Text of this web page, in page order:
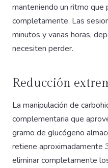
manteniendo un ritmo que
completamente. Las
minutos y varias horas,
necesiten perder.
Reducción
La manipulación de
complementaria que
gramo de glucógeno
retiene aproximadamente
eliminar completamente